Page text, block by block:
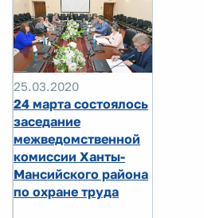
25.03.2020
24 марта состоялось
заседание
межведомственной
комиссии Ханты-
Мансийского района
по охране труда